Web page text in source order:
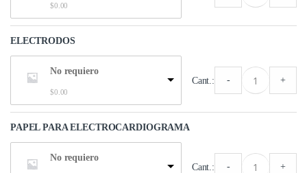
$0.00
ELECTRODOS
No requiero
$0.00
Cant.: - +
PAPEL PARA ELECTROCARDIOGRAMA
No requiero
Cant.: - +